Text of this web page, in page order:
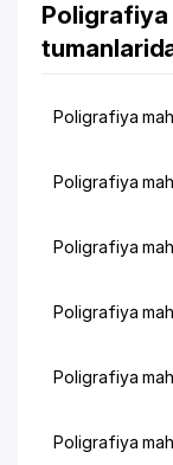
Poligrafiya
Poligrafiya
Poligrafiya
Poligrafiya
Poligrafiya
Poligrafiya
Poligrafiya